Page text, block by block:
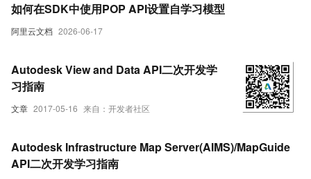
阿里云文档 2026-06-17
如何在SDK中使用POP API设置自学习模型
文章 2017-05-16 来自：开发者社区
Autodesk View and Data API二次开发学
习指南
Autodesk Infrastructure Map Server(AIMS)/MapGuide
API二次开发学习指南